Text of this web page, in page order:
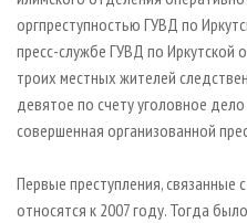
ДЕРЕВЯННОЕ
ПРОИЗВОДСТВО МЕБЕЛИ
БИОЭНЕРГЕТИКА
ЦБП
ОФИЦИАЛЬНЫЕ ДЕЛЕГАЦИИ
ПРИОРИТЕТНЫЕ
RUSSIAN FORESTRY REVIEW
ГАЗЕТА ЛЕСПРОМФОРУМ
оргпреступностью ГУВД по
пресс-службе ГУВД по Иркутской
троих местных жителей
девятое по счету уголовное
совершенная организованной
Первые преступления, связанные
относятся к 2007 году. Тогда